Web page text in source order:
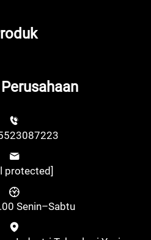
protected]
Senin–Sabtu